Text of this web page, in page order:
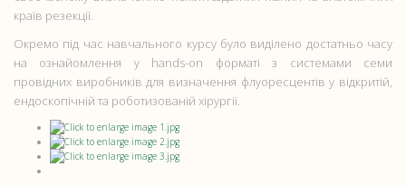
країв резекції.
Окремо під час навчального курсу було виділено достатньо часу
на ознайомлення у hands-on форматі з системами семи
провідних виробників для визначення флуоресцентів у відкритій,
ендоскопічній та роботизованій хірургії.